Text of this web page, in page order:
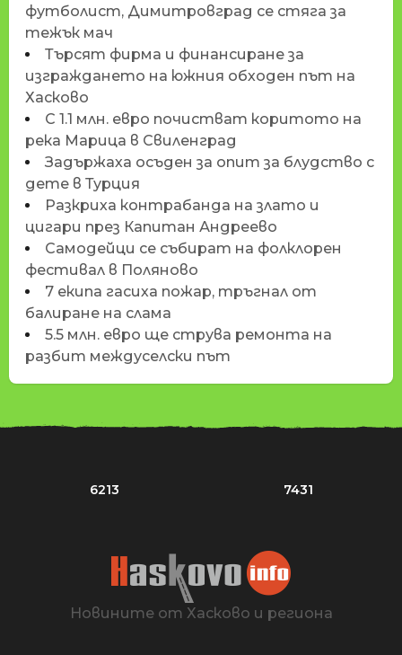
футболист, Димитровград се стяга за
тежък мач
Търсят фирма и финансиране за
изграждането на южния обходен път на
Хасково
С 1.1 млн. евро почистват коритото на
река Марица в Свиленград
Задържаха осъден за опит за блудство с
дете в Турция
Разкриха контрабанда на злато и
цигари през Капитан Андреево
Самодейци се събират на фолклорен
фестивал в Поляново
7 екипа гасиха пожар, тръгнал от
балиране на слама
5.5 млн. евро ще струва ремонта на
разбит междуселски път
6213 7431
Новините от Хасково и региона